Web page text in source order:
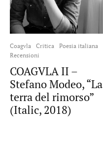
Coagvla Critica
Poesia italiana
Recensioni
COAGVLA II –
Stefano Modeo, “La
terra del rimorso”
(Italic, 2018)